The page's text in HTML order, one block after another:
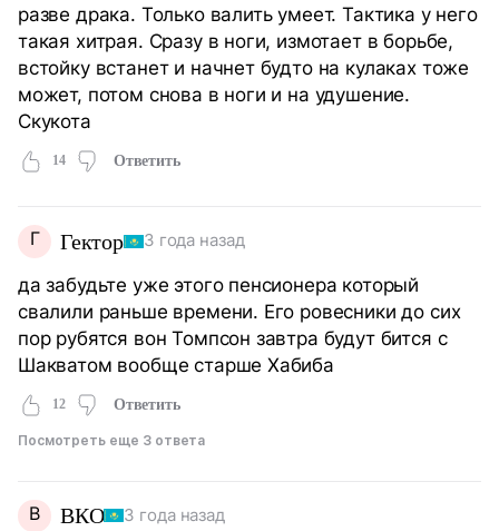
разве драка. Только валить умеет. Тактика у него
такая хитрая. Сразу в ноги, измотает в борьбе,
встойку встанет и начнет будто на кулаках тоже
может, потом снова в ноги и на удушение.
Скукота
14 Ответить
Г Гектор 3 года назад
да забудьте уже этого пенсионера который
свалили раньше времени. Его ровесники до сих
пор рубятся вон Томпсон завтра будут бится с
Шакватом вообще старше Хабиба
12 Ответить
Посмотреть еще 3 ответа
В ВКО 3 года назад